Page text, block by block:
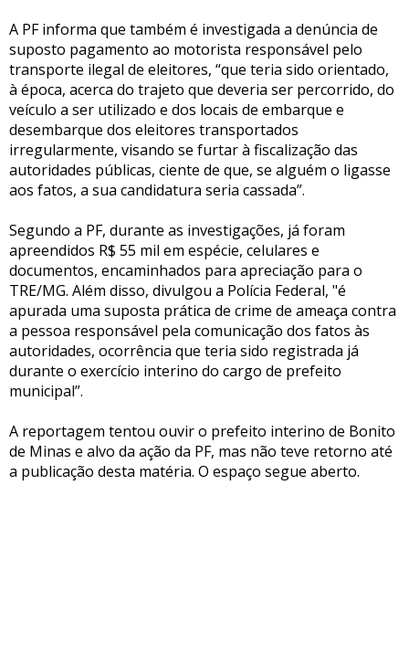
A PF informa que também é investigada a denúncia de
suposto pagamento ao motorista responsável pelo
transporte ilegal de eleitores, “que teria sido orientado,
à época, acerca do trajeto que deveria ser percorrido, do
veículo a ser utilizado e dos locais de embarque e
desembarque dos eleitores transportados
irregularmente, visando se furtar à fiscalização das
autoridades públicas, ciente de que, se alguém o ligasse
aos fatos, a sua candidatura seria cassada”.
Segundo a PF, durante as investigações, já foram
apreendidos R$ 55 mil em espécie, celulares e
documentos, encaminhados para apreciação para o
TRE/MG. Além disso, divulgou a Polícia Federal, "é
apurada uma suposta prática de crime de ameaça contra
a pessoa responsável pela comunicação dos fatos às
autoridades, ocorrência que teria sido registrada já
durante o exercício interino do cargo de prefeito
municipal”.
A reportagem tentou ouvir o prefeito interino de Bonito
de Minas e alvo da ação da PF, mas não teve retorno até
a publicação desta matéria. O espaço segue aberto.